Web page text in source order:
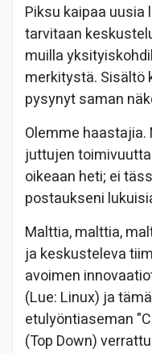
Piksu kaipaa
tarvitaan
muilla
merkitystä. Sisältö
pysynyt saman
Olemme
juttujen
oikeaan heti; ei
postaukseni
Malttia, malttia,
ja keskusteleva
avoimen
(Lue: Linux) ja
etulyöntiaseman
(Top Down)